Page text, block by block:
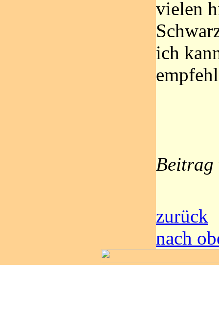
vielen
ich
Beitrag
zurück
nach